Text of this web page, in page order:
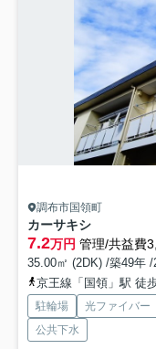
調布市国領町
カーサキシ
7.2万円 管理/共益費
35.00㎡ (2DK) /築49年 /
京王線「国領」駅 徒
駐輪場 光ファイバー
公共下水